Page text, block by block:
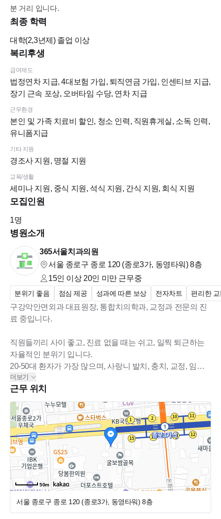
분 거리 입니다.
최종 학력
대학(2,3년제)졸업 이상
복리후생
급여제도
법정연차 지급, 4대보험 가입, 퇴직연금 가입, 인센티브 지급,
장기 근속 포상, 오버타임 수당, 연차 지급
근무환경
본인 및 가족 치료비 할인, 청소 인력, 직원휴게실, 소독 인력,
유니폼지급
기타 지원
경조사 지원, 명절 지원
교육/생활
세미나 지원, 중식 지원, 석식 지원, 간식 지원, 회식 지원
모집인원
1명
병원소개
365서울치과의원
서울 종로구 종로 120 (종로3가, 동영타워) 8층
15인 이상 20인 미만근무중
분위기 좋음 점심 제공 성과에 따른 보상 전자차트 편리한
구강악안면외과 대표원장, 통합치의학과, 교정과 전문의 진
료 중입니다.
직원들끼리 사이 좋고, 진료 없을 때는 쉬고, 일찍 퇴근하는
자율적인 분위기 입니다.
20-50대 환자가 가장 많으며, 사랑니 발치, 충치, 교정, 임플
란트 치료를 중점적으로 하고 있습니다.
소아 및 틀니환자는 거의 없습니다.
더보기
근무 위치
50m
서울 종로구 종로 120 (종로3가, 동영타워) 8층